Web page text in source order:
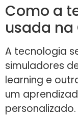
Como a
usada na
A tecnologia
simuladores
learning e
um
personalizado.